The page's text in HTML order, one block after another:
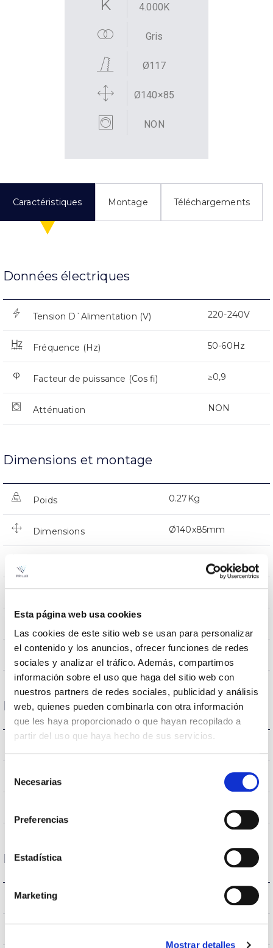
Esta página web usa cookies
Las cookies de este sitio web se usan para personalizar
el contenido y los anuncios, ofrecer funciones de redes
sociales y analizar el tráfico. Además, compartimos
información sobre el uso que haga del sitio web con
nuestros partners de redes sociales, publicidad y análisis
web, quienes pueden combinarla con otra información
que les haya proporcionado o que hayan recopilado a
partir del uso que haya hecho de sus servicios.
Necesarias
Preferencias
Estadística
Marketing
Mostrar detalles
4.000K
Gris
Ø117
Ø140×85
NON
Caractéristiques Montage Téléchargements
Données électriques
Tension D`Alimentation (V) 220-240V
Fréquence (Hz) 50-60Hz
Facteur de puissance (Cos fi) ≥0,9
Atténuation NON
Dimensions et montage
Poids 0.27Kg
Dimensions Ø140x85mm
Plafond encastré
24º
Éclairage Directa
Données optiques
CRI Indice de rendu des couleurs ≥80
Logement et finition
Indice d’étanchéité IP IP20